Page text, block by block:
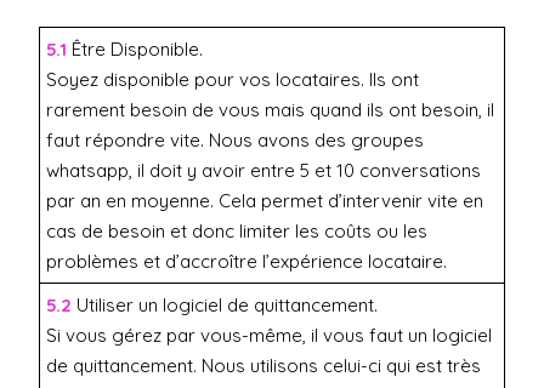
5.1 Être Disponible.
Soyez disponible pour vos locataires. Ils ont
rarement besoin de vous mais quand ils ont besoin, il
faut répondre vite. Nous avons des groupes
whatsapp, il doit y avoir entre 5 et 10 conversations
par an en moyenne. Cela permet d’intervenir vite en
cas de besoin et donc limiter les coûts ou les
problèmes et d’accroître l’expérience locataire.
5.2 Utiliser un logiciel de quittancement.
Si vous gérez par vous-même, il vous faut un logiciel
de quittancement. Nous utilisons celui-ci qui est très